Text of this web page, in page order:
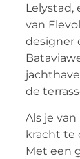
Lelystad,
van
designer
de
Als je
kracht te
Met een